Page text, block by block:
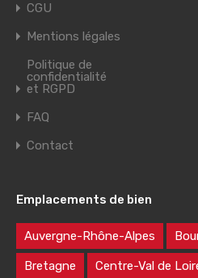
CGU
Mentions légales
Politique de
confidentialité
et RGPD
FAQ
Contact
Emplacements de bien
Auvergne-Rhône-Alpes
Bretagne Centre-Val de